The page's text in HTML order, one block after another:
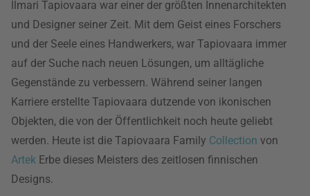
llmari Tapiovaara war einer der größten Innenarchitekten
und Designer seiner Zeit. Mit dem Geist eines Forschers
und der Seele eines Handwerkers, war Tapiovaara immer
auf der Suche nach neuen Lösungen, um alltägliche
Gegenstände zu verbessern. Während seiner langen
Karriere erstellte Tapiovaara dutzende von ikonischen
Objekten, die von der Öffentlichkeit noch heute geliebt
werden. Heute ist die Tapiovaara Family Collection von
Artek Erbe dieses Meisters des zeitlosen finnischen
Designs.